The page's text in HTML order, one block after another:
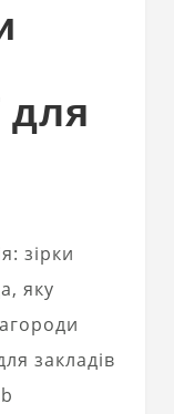
для
зірки
яку
закладів